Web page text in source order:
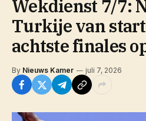
Wekdienst 7/7:
Turkije van start
achtste finales
By Nieuws Kamer juli 7, 2026